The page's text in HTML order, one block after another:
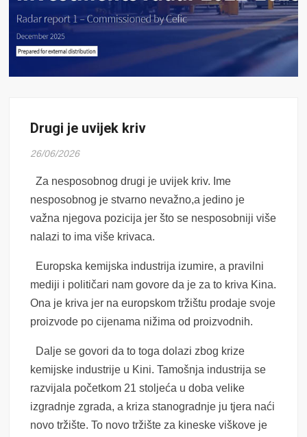
Drugi je uvijek kriv
26/06/2026
Za nesposobnog drugi je uvijek kriv. Ime
nesposobnog je stvarno nevažno,a jedino je
važna njegova pozicija jer što se nesposobniji više
nalazi to ima više krivaca.
Europska kemijska industrija izumire, a pravilni
mediji i političari nam govore da je za to kriva Kina.
Ona je kriva jer na europskom tržištu prodaje svoje
proizvode po cijenama nižima od proizvodnih.
Dalje se govori da to toga dolazi zbog krize
kemijske industrije u Kini. Tamošnja industrija se
razvijala početkom 21 stoljeća u doba velike
izgradnje zgrada, a kriza stanogradnje ju tjera naći
novo tržište. To novo tržište za kineske viškove je